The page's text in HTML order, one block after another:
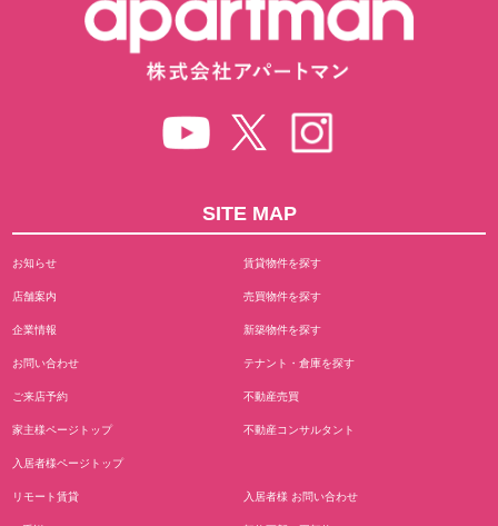
SITE MAP
お知らせ
店舗案内
企業情報
お問い合わせ
ご来店予約
家主様ページトップ
入居者様ページトップ
賃貸物件を探す
売買物件を探す
新築物件を探す
テナント・倉庫を探す
不動産売買
不動産コンサルタント
リモート賃貸 入居者様 お問い合わせ